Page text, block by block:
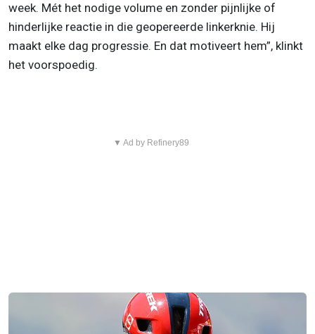
week. Mét het nodige volume en zonder pijnlijke of
hinderlijke reactie in die geopereerde linkerknie. Hij
maakt elke dag progressie. En dat motiveert hem”, klinkt
het voorspoedig.
▼ Ad by Refinery89